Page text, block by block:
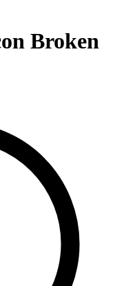
Broken